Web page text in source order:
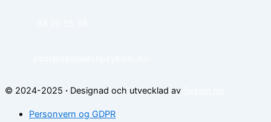
© 2024-2025 · Designad och utvecklad av
Personvern og GDPR